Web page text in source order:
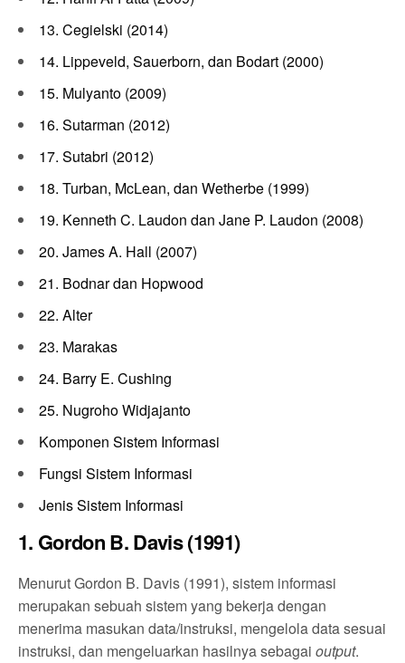
13. Cegielski (2014)
14. Lippeveld, Sauerborn, dan Bodart (2000)
15. Mulyanto (2009)
16. Sutarman (2012)
17. Sutabri (2012)
18. Turban, McLean, dan Wetherbe (1999)
19. Kenneth C. Laudon dan Jane P. Laudon (2008)
20. James A. Hall (2007)
21. Bodnar dan Hopwood
22. Alter
23. Marakas
24. Barry E. Cushing
25. Nugroho Widjajanto
Komponen Sistem Informasi
Fungsi Sistem Informasi
Jenis Sistem Informasi
1. Gordon B. Davis (1991)
Menurut Gordon B. Davis (1991), sistem informasi
merupakan sebuah sistem yang bekerja dengan
menerima masukan data/instruksi, mengelola data sesuai
instruksi, dan mengeluarkan hasilnya sebagaioutput.